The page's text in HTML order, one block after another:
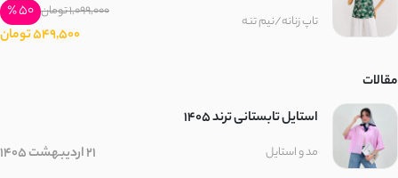
تاپ زنانه/نیم تنه
1,099,000 تومان
50 ٪
549,500 تومان
مقالات
استایل تابستانی ترند ۱۴۰۵
مد و استایل 21 اردیبهشت 1405